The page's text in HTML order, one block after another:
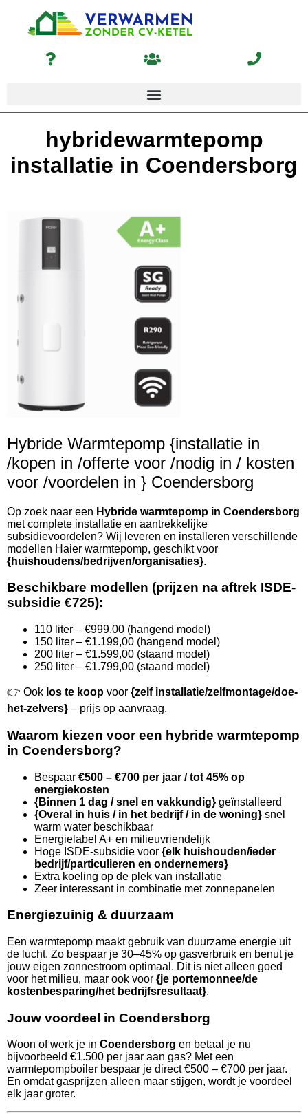
hybridewarmtepomp
installatie in Coendersborg
Hybride Warmtepomp {installatie in
/kopen in /offerte voor /nodig in / kosten
voor /voordelen in } Coendersborg
Op zoek naar een Hybride warmtepomp in Coendersborg
met complete installatie en aantrekkelijke
subsidievoordelen? Wij leveren en installeren verschillende
modellen Haier warmtepomp, geschikt voor
{huishoudens/bedrijven/organisaties}.
Beschikbare modellen (prijzen na aftrek ISDE-
subsidie €725):
110 liter – €999,00 (hangend model)
150 liter – €1.199,00 (hangend model)
200 liter – €1.599,00 (staand model)
250 liter – €1.799,00 (staand model)
👉 Ook los te koop voor {zelf installatie/zelfmontage/doe-
het-zelvers} – prijs op aanvraag.
Waarom kiezen voor een hybride warmtepomp
in Coendersborg?
Bespaar €500 – €700 per jaar / tot 45% op
energiekosten
{Binnen 1 dag / snel en vakkundig} geïnstalleerd
{Overal in huis / in het bedrijf / in de woning} snel
warm water beschikbaar
Energielabel A+ en milieuvriendelijk
Hoge ISDE-subsidie voor {elk huishouden/ieder
bedrijf/particulieren en ondernemers}
Extra koeling op de plek van installatie
Zeer interessant in combinatie met zonnepanelen
Energiezuinig & duurzaam
Een warmtepomp maakt gebruik van duurzame energie uit
de lucht. Zo bespaar je 30–45% op gasverbruik en benut je
jouw eigen zonnestroom optimaal. Dit is niet alleen goed
voor het milieu, maar ook voor {je portemonnee/de
kostenbesparing/het bedrijfsresultaat}.
Jouw voordeel in Coendersborg
Woon of werk je in Coendersborg en betaal je nu
bijvoorbeeld €1.500 per jaar aan gas? Met een
warmtepompboiler bespaar je direct €500 – €700 per jaar.
En omdat gasprijzen alleen maar stijgen, wordt je voordeel
elk jaar groter.